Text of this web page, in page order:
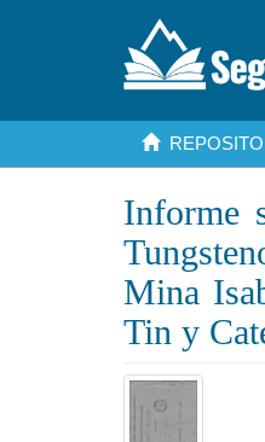
Informe
Mina
Tin y